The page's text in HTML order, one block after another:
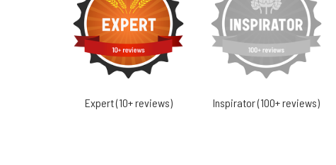
Expert (10+ reviews) Inspirator (100+ reviews)